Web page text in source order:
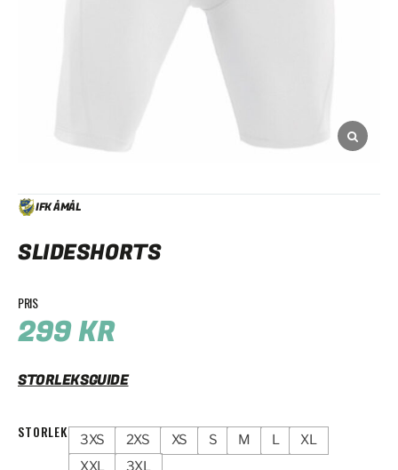
IFK ÅMÅL
SLIDESHORTS
299KR
STORLEKSGUIDE
STORLEK 3XS 2XS XS S M L
XL
XXL
3XL